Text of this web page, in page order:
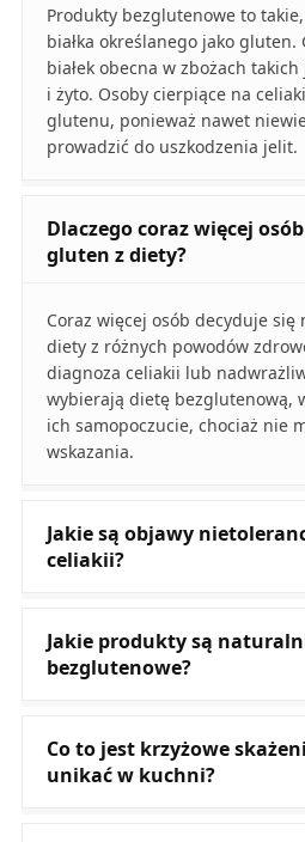
Produkty bezglutenowe to
białka określanego jako
białek obecna w zbożach
i żyto. Osoby cierpiące na
glutenu, ponieważ nawet
prowadzić do uszkodzenia jelit.
Dlaczego coraz więcej
gluten z diety?
Coraz więcej osób decyduje
diety z różnych powodów
diagnoza celiakii lub
wybierają dietę bezglutenową,
ich samopoczucie, chociaż nie
wskazania.
Jakie są objawy
celiakii?
Jakie produkty są
bezglutenowe?
Co to jest krzyżowe
unikać w kuchni?